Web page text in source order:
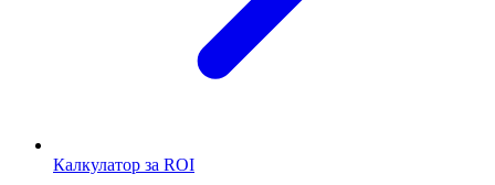
Калкулатор за ROI